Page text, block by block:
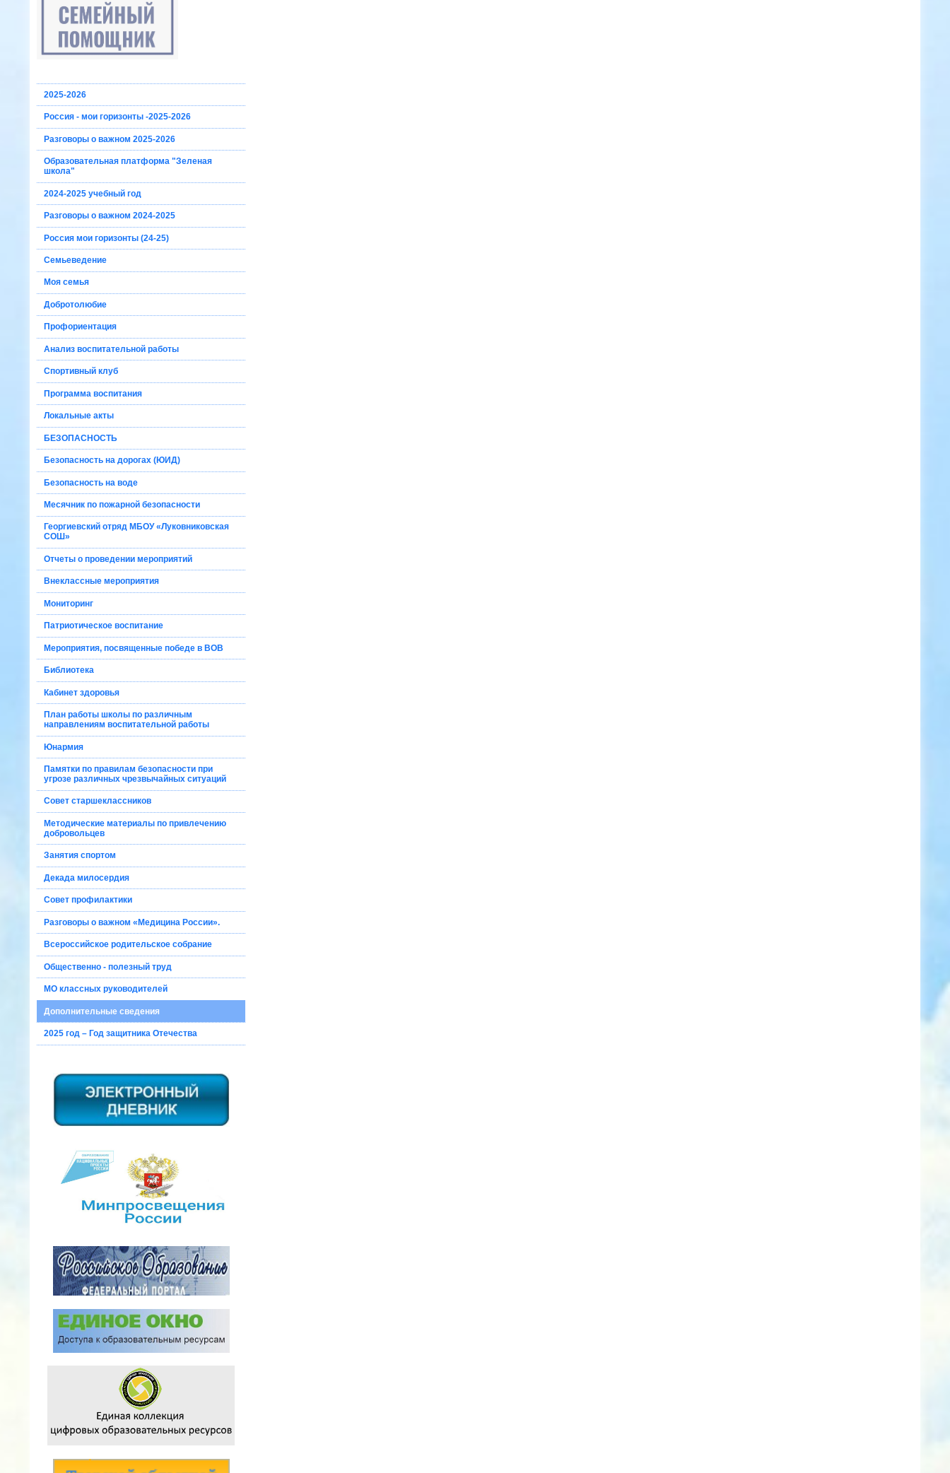
2025-2026
Россия - мои горизонты -2025-2026
Разговоры о важном 2025-2026
Образовательная платформа "Зеленая
школа"
2024-2025 учебный год
Разговоры о важном 2024-2025
Россия мои горизонты (24-25)
Семьеведение
Моя семья
Добротолюбие
Профориентация
Анализ воспитательной работы
Спортивный клуб
Программа воспитания
Локальные акты
БЕЗОПАСНОСТЬ
Безопасность на дорогах (ЮИД)
Безопасность на воде
Месячник по пожарной безопасности
Георгиевский отряд МБОУ «Луковниковская
СОШ»
Отчеты о проведении мероприятий
Внеклассные мероприятия
Мониторинг
Патриотическое воспитание
Мероприятия, посвященные победе в ВОВ
Библиотека
Кабинет здоровья
План работы школы по различным
направлениям воспитательной работы
Юнармия
Памятки по правилам безопасности при
угрозе различных чрезвычайных ситуаций
Совет старшеклассников
Методические материалы по привлечению
добровольцев
Занятия спортом
Декада милосердия
Совет профилактики
Разговоры о важном «Медицина России».
Всероссийское родительское собрание
Общественно - полезный труд
МО классных руководителей
Дополнительные сведения
2025 год – Год защитника Отечества